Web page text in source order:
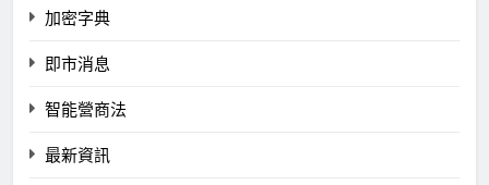
加密字典
即市消息
智能營商法
最新資訊